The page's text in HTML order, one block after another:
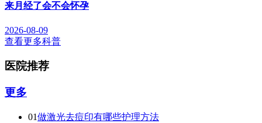
来月经了会不会怀孕
2026-08-09
查看更多科普
医院推荐
更多
01做激光去痘印有哪些护理方法